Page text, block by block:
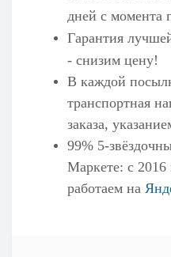
дней с момента
Гарантия
- снизим цену!
В каждой
транспортная
заказа,
99% 5-
Маркете: с
работаем на